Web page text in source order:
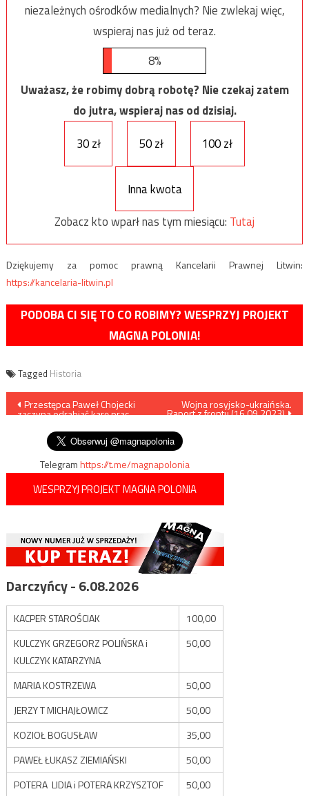
niezależnych ośrodków medialnych? Nie zwlekaj więc,
wspieraj nas już od teraz.
8%
Uważasz, że robimy dobrą robotę? Nie czekaj zatem
do jutra, wspieraj nas od dzisiaj.
30 zł
50 zł 100 zł
Inna kwota
Zobacz kto wparł nas tym miesiącu: Tutaj
Dziękujemy za pomoc prawną Kancelarii Prawnej Litwin:
https://kancelaria-litwin.pl
PODOBA CI SIĘ TO CO ROBIMY? WESPRZYJ PROJEKT
MAGNA POLONIA!
Tagged Historia
Nawigacja
wpisu
Przestępca Paweł Chojecki
zaczyna odrabiać karę prac
Wojna rosyjsko-ukraińska.
Raport z frontu (16.09.2023)
Telegramhttps://t.me/magnapolonia
WESPRZYJ PROJEKT MAGNA POLONIA
Darczyńcy - 6.08.2026
KACPER STAROŚCIAK
100,00
KULCZYK GRZEGORZ POLIŃSKA i
KULCZYK KATARZYNA
50,00
MARIA KOSTRZEWA
50,00
JERZY T MICHAJŁOWICZ
50,00
KOZIOŁ BOGUSŁAW
35,00
PAWEŁ ŁUKASZ ZIEMIAŃSKI
50,00
POTERA LIDIA i POTERA KRZYSZTOF
50,00